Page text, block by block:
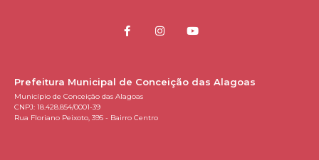
Prefeitura Municipal de Conceição das Alagoas
Município de Conceição das Alagoas
CNPJ: 18.428.854/0001-39
Rua Floriano Peixoto, 395 - Bairro Centro